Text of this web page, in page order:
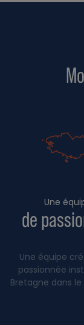
Une
de
Une équipe
passionnée
Bretagne dans le